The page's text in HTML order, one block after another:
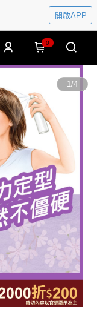
開啟APP
0
1/4